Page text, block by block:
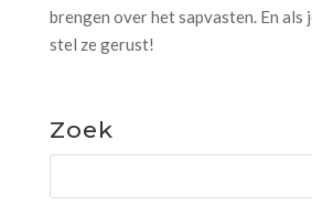
brengen over het sapvasten. En als
stel ze gerust!
Zoek